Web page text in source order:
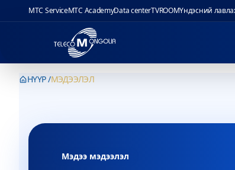
MTC ServiceMTC AcademyData centerTVROOMҮндэсний
НҮҮР МЭДЭЭЛЭЛ
Мэдээ мэдээлэл